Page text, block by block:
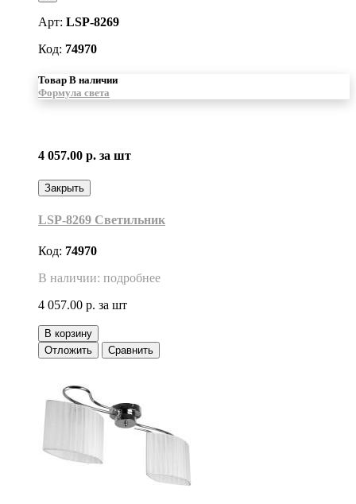
Арт: LSP-8269
Код: 74970
Товар В наличии
Формула света
4 057.00 р. за шт
Закрыть
LSP-8269 Светильник
Код: 74970
В наличии: подробнее
4 057.00 р. за шт
В корзину
Отложить
Сравнить